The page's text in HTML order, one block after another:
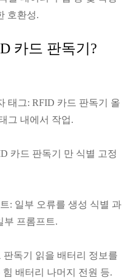
호환성.
카드 판독기?
태그: RFID 카드 판독기 올
그 내에서 작업.
카드 판독기 만 식별 고정
: 일부 오류를 생성 식별 과
부 프롬프트.
판독기 읽을 배터리 정보를
배터리 나머지 전원 등.